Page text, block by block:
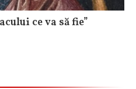
ce va să fie”